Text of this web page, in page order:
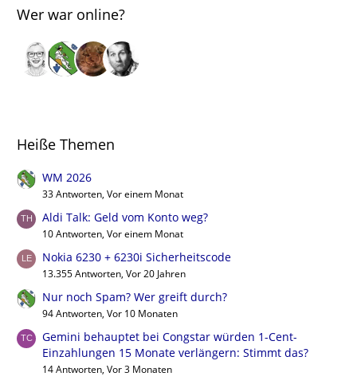
Wer war online?
Heiße Themen
WM 2026
33 Antworten, Vor einem Monat
Aldi Talk: Geld vom Konto weg?
10 Antworten, Vor einem Monat
Nokia 6230 + 6230i Sicherheitscode
13.355 Antworten, Vor 20 Jahren
Nur noch Spam? Wer greift durch?
94 Antworten, Vor 10 Monaten
Gemini behauptet bei Congstar würden 1-Cent-
Einzahlungen 15 Monate verlängern: Stimmt das?
14 Antworten, Vor 3 Monaten